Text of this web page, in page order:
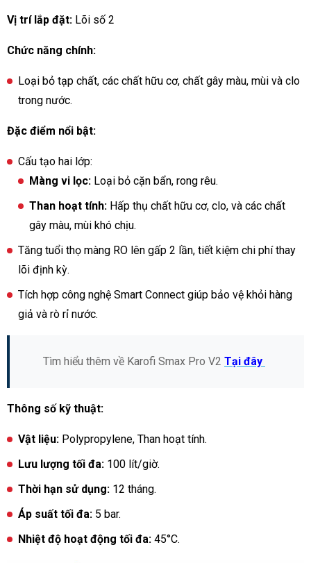
Vị trí lắp đặt: Lõi số 2
Chức năng chính:
Loại bỏ tạp chất, các chất hữu cơ, chất gây màu, mùi và clo
trong nước.
Đặc điểm nổi bật:
Cấu tạo hai lớp:
Màng vi lọc: Loại bỏ cặn bẩn, rong rêu.
Than hoạt tính: Hấp thụ chất hữu cơ, clo, và các chất
gây màu, mùi khó chịu.
Tăng tuổi thọ màng RO lên gấp 2 lần, tiết kiệm chi phí thay
lõi định kỳ.
Tích hợp công nghệ Smart Connect giúp bảo vệ khỏi hàng
giả và rò rỉ nước.
Tìm hiểu thêm về Karofi Smax Pro V2 Tại đây
Thông số kỹ thuật:
Vật liệu: Polypropylene, Than hoạt tính.
Lưu lượng tối đa: 100 lít/giờ.
Thời hạn sử dụng: 12 tháng.
Áp suất tối đa: 5 bar.
Nhiệt độ hoạt động tối đa: 45°C.